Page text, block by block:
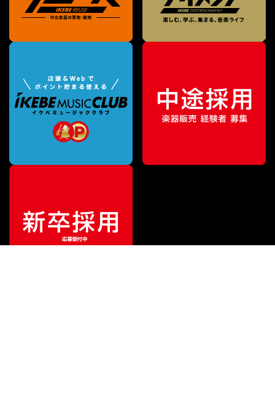
販売価格¥137,280 （税込）